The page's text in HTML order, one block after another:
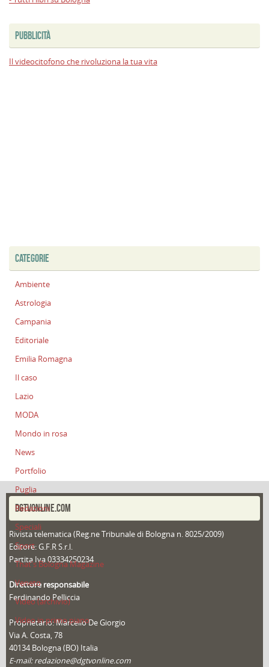
PUBBLICITÀ
Il videocitofono che rivoluziona la tua vita
CATEGORIE
Ambiente
Astrologia
Campania
Editoriale
Emilia Romagna
Il caso
Lazio
MODA
Mondo in rosa
News
Portfolio
Puglia
Redazioni
Speciali
Sport
That's Bologna Magazine
Veneto
Video (archivio)
Video in primo piano
DGTVONLINE.COM
Rivista telematica (Reg.ne Tribunale di Bologna n. 8025/2009)
Editore: G.F.R S.r.l.
Partita Iva 03334250234
Direttore responsabile
Ferdinando Pelliccia
Proprietario: Marcello De Giorgio
Via A. Costa, 78
40134 Bologna (BO) Italia
E-mail: redazione@dgtvonline.com